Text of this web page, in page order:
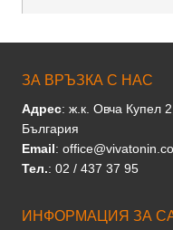
ЗА ВРЪЗКА С НАС
Адрес: ж.к. Овча Купел
България
Email:
Тел.: 02 / 437 37 95
ИНФОРМАЦИЯ ЗА